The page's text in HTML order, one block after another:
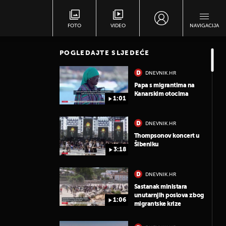
FOTO VIDEO NAVIGACIJA
POGLEDAJTE SLJEDEĆE
1:01
DNEVNIK.HR
Papa s migrantima na
Kanarskim otocima
3:18
DNEVNIK.HR
Thompsonov koncert u
Šibeniku
1:06
DNEVNIK.HR
Sastanak ministara
unutarnjih poslova zbog
migrantske krize